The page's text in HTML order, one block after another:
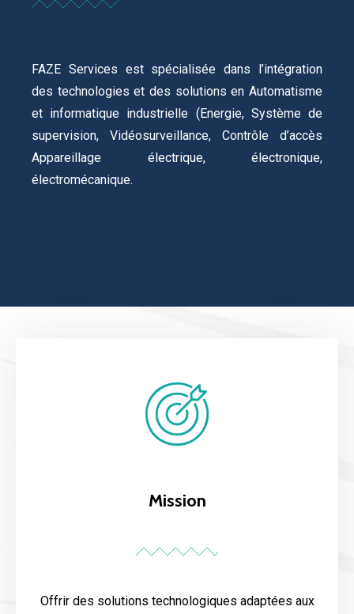
FAZE Services est spécialisée dans l’intégration
des technologies et des solutions en Automatisme
et informatique industrielle (Energie, Système de
supervision, Vidéosurveillance, Contrôle d’accès
Appareillage électrique, électronique,
électromécanique.
Mission
Offrir des solutions technologiques adaptées aux